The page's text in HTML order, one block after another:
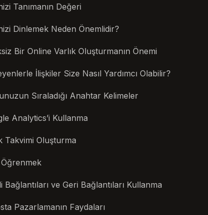
Tanımanın Değeri
Dinlemek Neden Önemlidir?
Bir Online Varlık Oluşturmanın Önemi
İlişkiler Size Nasıl Yardımcı Olabilir?
Sıraladığı Anahtar Kelimeler
Analytics’i Kullanma
Takvimi Oluşturma
Öğrenmek
Bağlantıları ve Geri Bağlantıları Kullanma
Pazarlamanın Faydaları